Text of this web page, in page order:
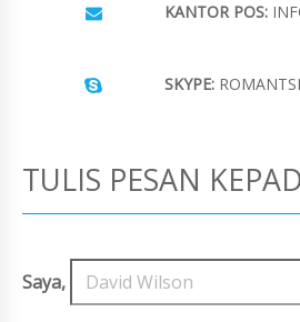
KANTOR POS:
SKYPE:
TULIS PESAN
Saya,